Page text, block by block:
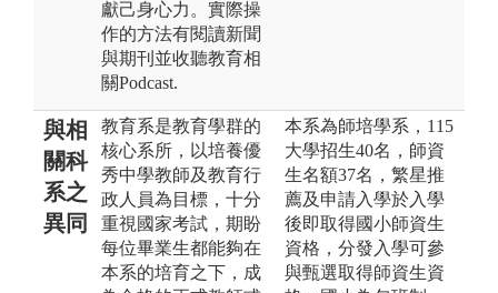
獻己身心力。實際操
作的方法有閱讀新聞
與期刊並收聽教育相
關Podcast.
與相
關科
系之
異同
教育系是教育學群的
核心系所，以培養優
秀中學教師及教育行
政人員為目標，十分
重視國家考試，期盼
每位畢業生都能夠在
本系的培育之下，成
本系為師培學系，115
大學招生40名，師資
生名額37名，繁星推
薦及申請入學於入學
後即取得國小師資生
資格，分發入學可參
與甄選取得師資生資